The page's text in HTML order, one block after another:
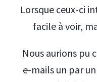
Lorsque ceux-ci
facile à voir,
Nous aurions pu
e-mails un par